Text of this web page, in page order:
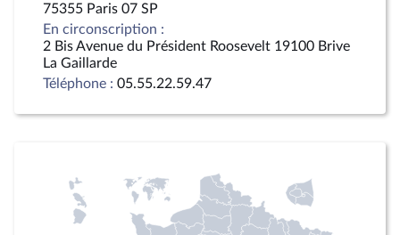
75355 Paris 07 SP
En circonscription :
2 Bis Avenue du Président Roosevelt 19100 Brive
La Gaillarde
Téléphone : 05.55.22.59.47